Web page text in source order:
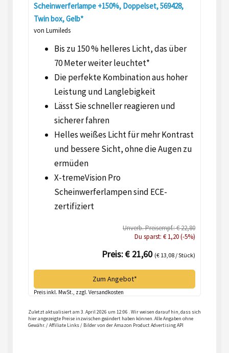
Scheinwerferlampe +150%, Doppelset, 569428,
Twin box, Gelb*
von Lumileds
Bis zu 150 % helleres Licht, das über
70 Meter weiter leuchtet*
Die perfekte Kombination aus hoher
Leistung und Langlebigkeit
Lässt Sie schneller reagieren und
sicherer fahren
Helles weißes Licht für mehr Kontrast
und bessere Sicht, ohne die Augen zu
ermüden
X-tremeVision Pro
Scheinwerferlampen sind ECE-
zertifiziert
Unverb. Preisempf.: € 22,80
Du sparst: € 1,20 (-5%)
Preis: € 21,60 (€ 13,08 / Stück)
Zum Angebot*
Preis inkl. MwSt., zzgl. Versandkosten
Zuletzt aktualisiert am 3. April 2026 um 12:06 . Wir weisen darauf hin, dass sich
hier angezeigte Preise inzwischen geändert haben können. Alle Angaben ohne
Gewähr. / Affiliate Links / Bilder von der Amazon Product Advertising API